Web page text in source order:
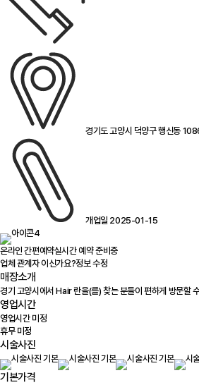
경기도 고양시 덕양구 행신동
개업일 2025-01-15
온라인 간편예약실시간 예약 준비중
업체 관계자 이신가요?정보 수정
매장소개
경기 고양시에서 Hair 란을(를) 찾는 분들이 편하게 방문할
영업시간
영업시간 미정
휴무 미정
시술사진
기본가격